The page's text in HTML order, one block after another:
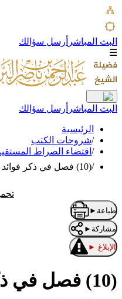
البث المباشر أرسل سؤالك
☰
البث المباشر أرسل سؤالك
الرئيسية
/شروحات الكتب
/ اقتضاء الصراط
/(10) فصل في ذكر فوائد خطبته ﷺ العظيمة في يوم عرفة
طباعة ►
مشاركة ►
الإبلاغ ►
(10) فصل في